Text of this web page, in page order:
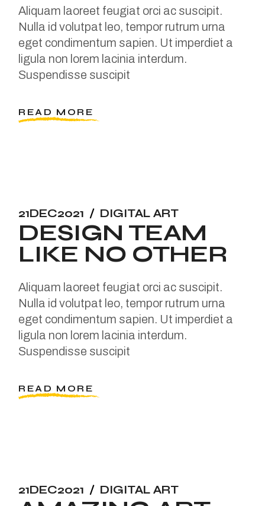
Aliquam laoreet feugiat orci ac suscipit.
Nulla id volutpat leo, tempor rutrum urna
eget condimentum sapien. Ut imperdiet a
ligula non lorem lacinia interdum.
Suspendisse suscipit
READ MORE
21DEC2021 DIGITAL ART
DESIGN TEAM
LIKE NO OTHER
Aliquam laoreet feugiat orci ac suscipit.
Nulla id volutpat leo, tempor rutrum urna
eget condimentum sapien. Ut imperdiet a
ligula non lorem lacinia interdum.
Suspendisse suscipit
READ MORE
21DEC2021 DIGITAL ART